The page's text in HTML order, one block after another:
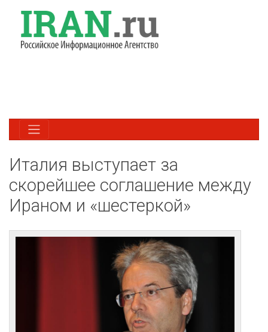
Италия выступает за
скорейшее соглашение между
Ираном и «шестеркой»